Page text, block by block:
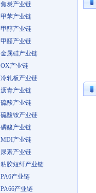
焦炭产业链
甲苯产业链
甲醇产业链
甲醛产业链
金属硅产业链
OX产业链
冷轧板产业链
沥青产业链
硫酸产业链
硫酸铵产业链
磷酸产业链
MDI产业链
尿素产业链
粘胶短纤产业链
PA6产业链
PA66产业链